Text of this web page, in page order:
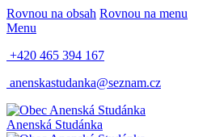
Rovnou na obsah Rovnou na menu
Menu
+420 465 394 167
anenskastudanka@seznam.cz
Anenská Studánka